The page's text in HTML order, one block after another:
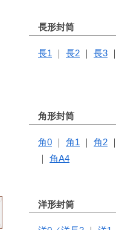
長形封筒
長1 長2 長3
角形封筒
角0 角1 角2
角A4
洋形封筒